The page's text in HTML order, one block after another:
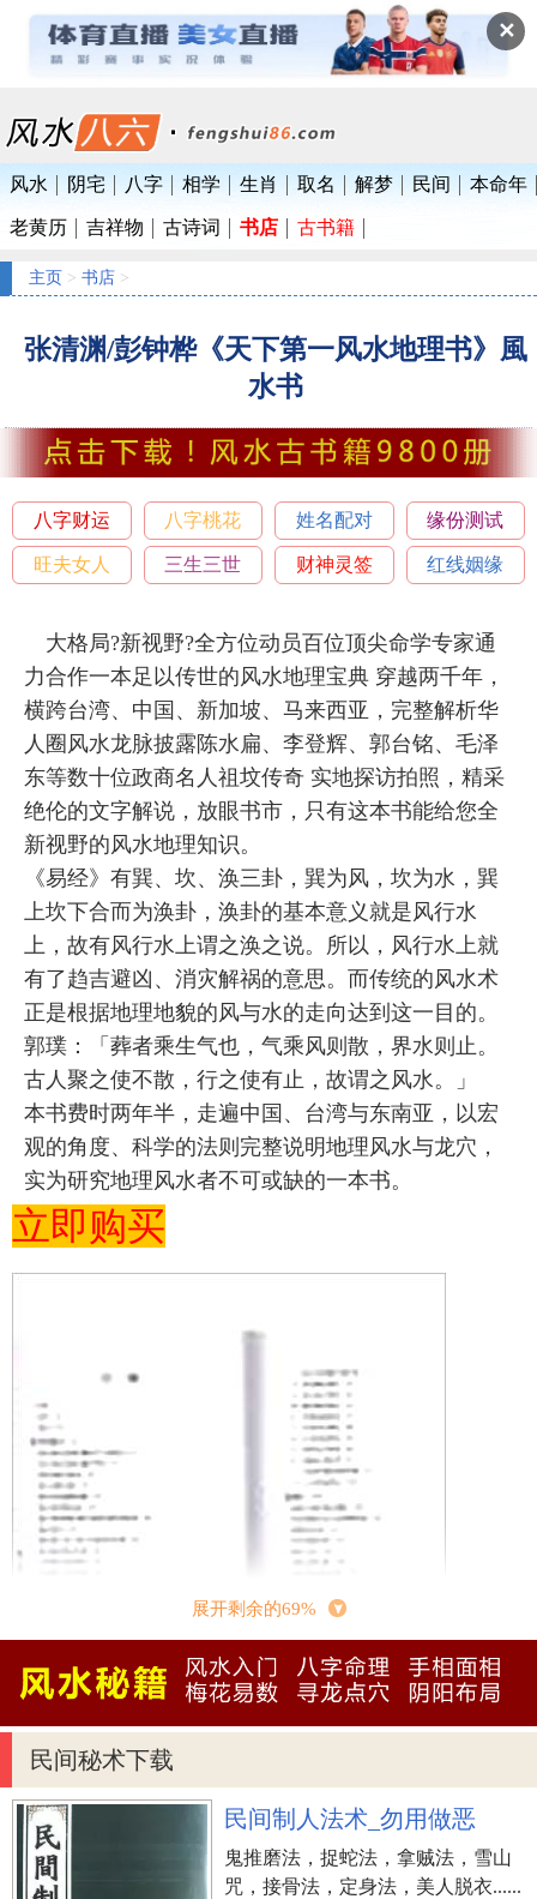
✕
风水 阴宅 八字 相学 生肖 取名 解梦 民间 本命年
老黄历 吉祥物 古诗词 书店 古书籍
主页 > 书店 >
张清渊/彭钟桦《天下第一风水地理书》風
水书
八字财运 八字桃花 姓名配对 缘份测试
旺夫女人 三生三世 财神灵签 红线姻缘
大格局?新视野?全方位动员百位顶尖命学专家通
力合作一本足以传世的风水地理宝典 穿越两千年，
横跨台湾、中国、新加坡、马来西亚，完整解析华
人圈风水龙脉披露陈水扁、李登辉、郭台铭、毛泽
东等数十位政商名人祖坟传奇 实地探访拍照，精采
绝伦的文字解说，放眼书市，只有这本书能给您全
新视野的风水地理知识。
《易经》有巽、坎、涣三卦，巽为风，坎为水，巽
上坎下合而为涣卦，涣卦的基本意义就是风行水
上，故有风行水上谓之涣之说。所以，风行水上就
有了趋吉避凶、消灾解祸的意思。而传统的风水术
正是根据地理地貌的风与水的走向达到这一目的。
郭璞：「葬者乘生气也，气乘风则散，界水则止。
古人聚之使不散，行之使有止，故谓之风水。」
本书费时两年半，走遍中国、台湾与东南亚，以宏
观的角度、科学的法则完整说明地理风水与龙穴，
实为研究地理风水者不可或缺的一本书。
立即购买
立即购买
展开剩余的69%
民间秘术下载
民间制人法术_勿用做恶
鬼推磨法，捉蛇法，拿贼法，雪山
咒，接骨法，定身法，美人脱衣......